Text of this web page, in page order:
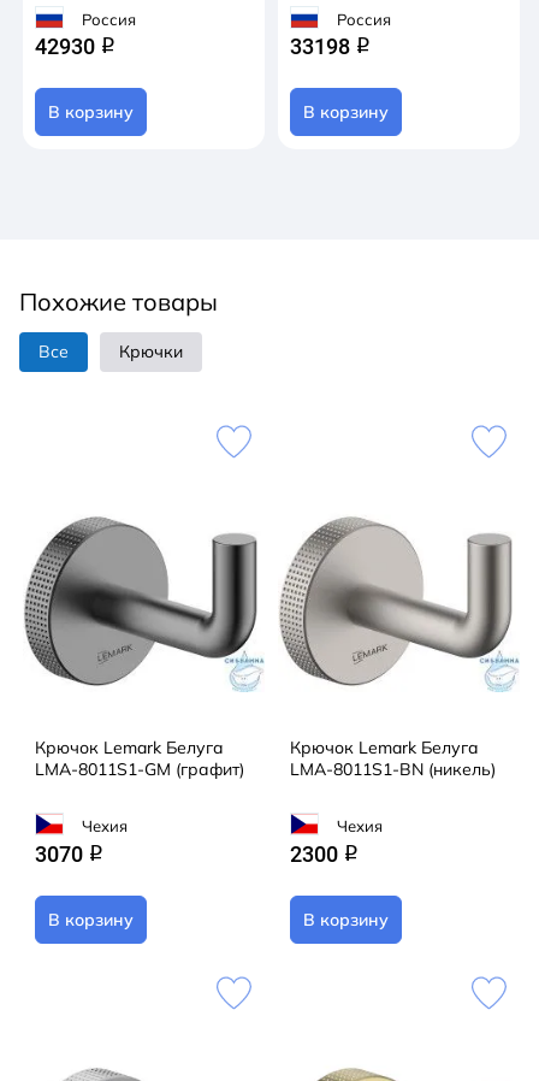
Россия
42930 q
В корзину
Россия
33198 q
В корзину
Похожие товары
Все Крючки
Крючок Lemark Белуга
LMA-8011S1-GM (графит)
Чехия
3070 q
В корзину
Крючок Lemark Белуга
LMA-8011S1-BN (никель)
Чехия
2300 q
В корзину